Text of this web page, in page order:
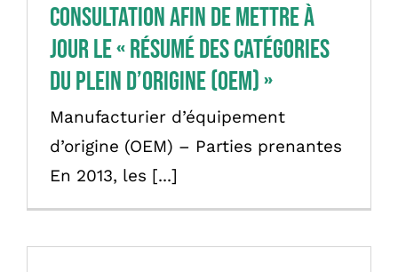
Consultation afin de mettre à
jour le « Résumé des catégories
du plein d’origine (OEM) »
Manufacturier d’équipement
d’origine (OEM) – Parties prenantes
En 2013, les [...]